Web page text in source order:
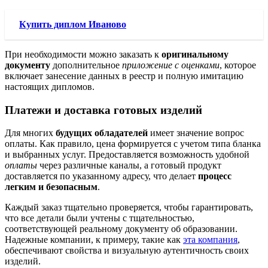
Купить диплом Иваново
При необходимости можно заказать к оригинальному
документу дополнительное приложение с оценками, которое
включает занесение данных в реестр и полную имитацию
настоящих дипломов.
Платежи и доставка готовых изделий
Для многих будущих обладателей имеет значение вопрос
оплаты. Как правило, цена формируется с учетом типа бланка
и выбранных услуг. Предоставляется возможность удобной
оплаты через различные каналы, а готовый продукт
доставляется по указанному адресу, что делает процесс
легким и безопасным.
Каждый заказ тщательно проверяется, чтобы гарантировать,
что все детали были учтены с тщательностью,
соответствующей реальному документу об образовании.
Надежные компании, к примеру, такие как эта компания,
обеспечивают свойства и визуальную аутентичность своих
изделий.